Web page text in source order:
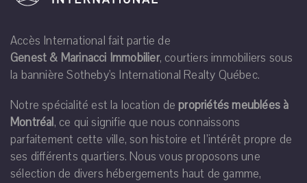
Accès International fait partie de
Genest & Marinacci Immobilier, courtiers immobiliers sous
la bannière Sotheby's International Realty Québec.
Notre spécialité est la location de propriétés meublées à
Montréal, ce qui signifie que nous connaissons
parfaitement cette ville, son histoire et l’intérêt propre de
ses différents quartiers. Nous vous proposons une
sélection de divers hébergements haut de gamme,